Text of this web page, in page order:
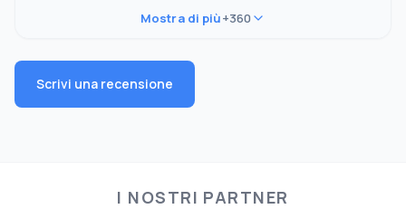
Mostra di più+360
Scrivi una recensione
I NOSTRI PARTNER